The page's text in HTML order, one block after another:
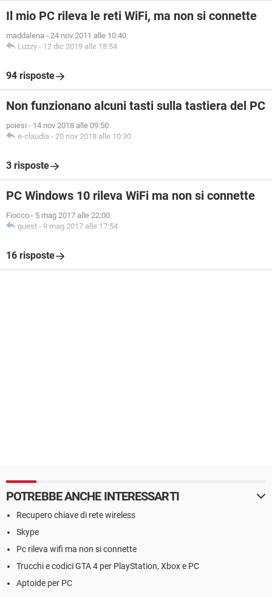
Il mio PC rileva le reti WiFi, ma non si connette
maddalena - 24 nov 2011 alle 10:40
Luzzy - 12 dic 2019 alle 18:54
94 risposte
Non funzionano alcuni tasti sulla tastiera del PC
poiesi - 14 nov 2018 alle 09:50
e-claudia - 20 nov 2018 alle 10:30
3 risposte
PC Windows 10 rileva WiFi ma non si connette
Fiocco - 5 mag 2017 alle 22:00
guest - 9 mag 2017 alle 17:54
16 risposte
POTREBBE ANCHE INTERESSARTI
Recupero chiave di rete wireless
Skype
Pc rileva wifi ma non si connette
Trucchi e codici GTA 4 per PlayStation, Xbox e PC
Aptoide per PC